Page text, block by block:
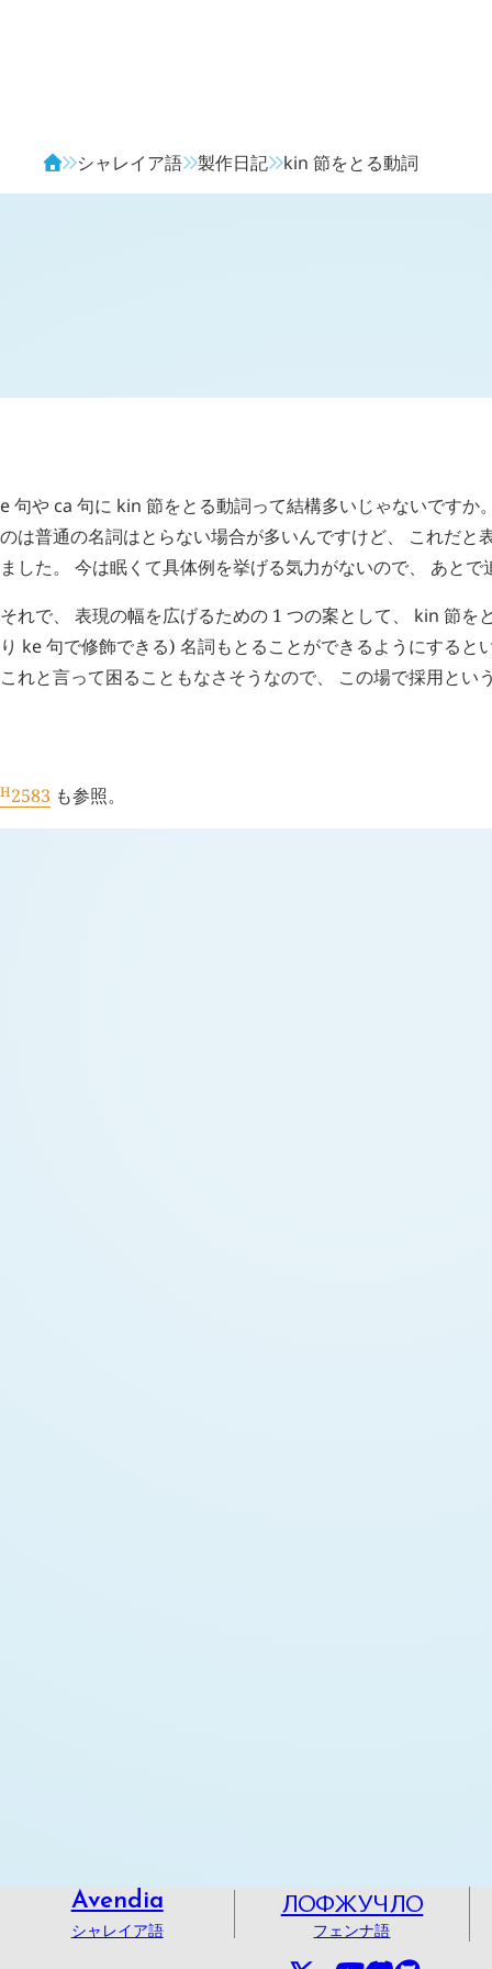
シャレイア語 製作日記 kin 節をとる動詞
e句や ca 句に kin 節をとる動詞って結構多いじゃないですか
のは普通の名詞はとらない場合が多いんですけど、 これだと
ました。 今は眠くて具体例を挙げる気力がないので、 あとで
それで、 表現の幅を広げるための 1 つの案として、 kin 節を
り ke句で修飾できる) 名詞もとることができるようにすると
これと言って困ることもなさそうなので、 この場で採用とい
H2583 も参照。
Avendia
シャレイア語
ЛОФЖУЧЛО
フェンナ語